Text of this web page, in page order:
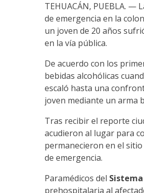
TEHUACÁN, PUEBLA. —
de emergencia en la
un joven de 20 años
en la vía pública.
De acuerdo con los
bebidas alcohólicas
escaló hasta una
joven mediante un arma
Tras recibir el reporte
acudieron al lugar para
permanecieron en el
de emergencia.
Paramédicos del
prehospitalaria al